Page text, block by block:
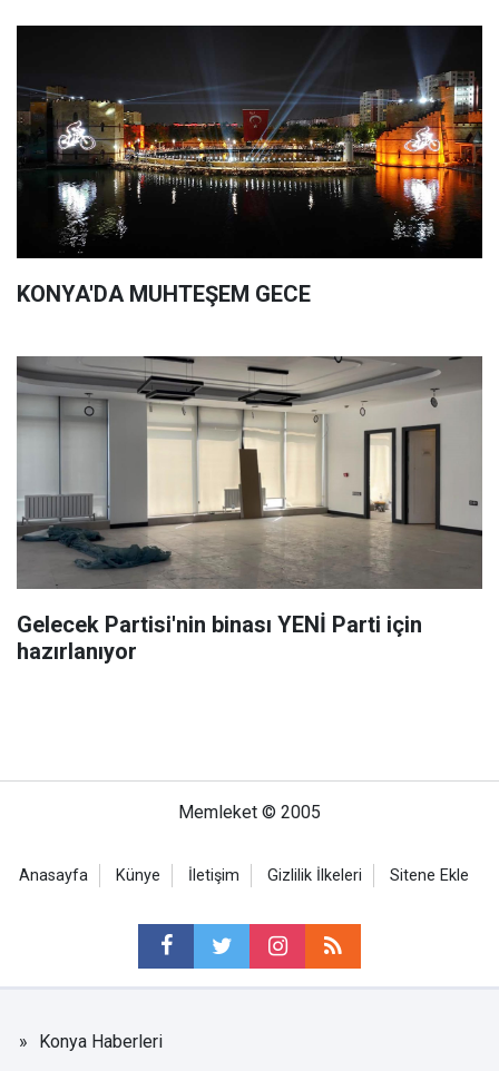
KONYA'DA MUHTEŞEM GECE
Gelecek Partisi'nin binası YENİ Parti için
hazırlanıyor
Memleket © 2005
Anasayfa Künye İletişim Gizlilik İlkeleri Sitene Ekle
Konya Haberleri